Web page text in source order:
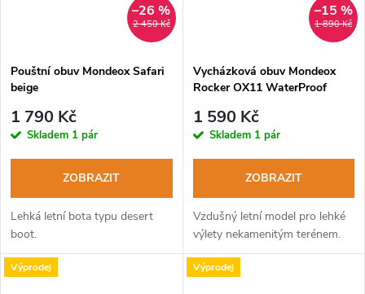
2 450 Kč
–26 %
Pouštní obuv Mondeox Safari
beige
1 790 Kč
Skladem 1 pár
ZOBRAZIT
Lehká letní bota typu desert
boot.
1 890 Kč
–15 %
Vycházková obuv Mondeox
Rocker OX11 WaterProof
1 590 Kč
Skladem 1 pár
ZOBRAZIT
Vzdušný letní model pro lehké
výlety nekamenitým terénem.
Výprodej Výprodej